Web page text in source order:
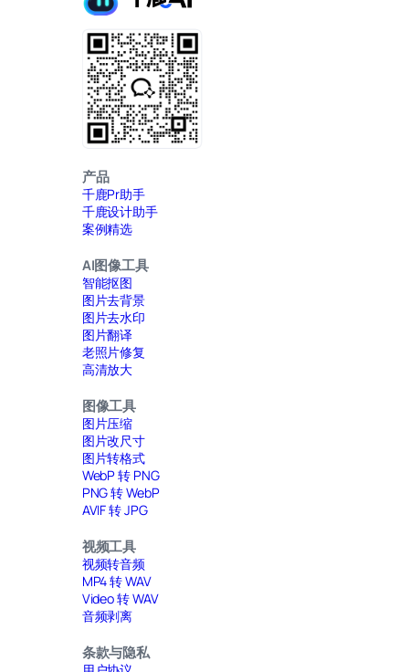
产品
千鹿Pr助手
千鹿设计助手
案例精选
AI图像工具
智能抠图
图片去背景
图片去水印
图片翻译
老照片修复
高清放大
图像工具
图片压缩
图片改尺寸
图片转格式
WebP 转 PNG
PNG 转 WebP
AVIF 转 JPG
视频工具
视频转音频
MP4 转 WAV
Video 转 WAV
音频剥离
条款与隐私